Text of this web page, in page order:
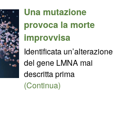
Una mutazione
provoca la morte
improvvisa
Identificata un’alterazione
del gene LMNA mai
descritta prima
(Continua)